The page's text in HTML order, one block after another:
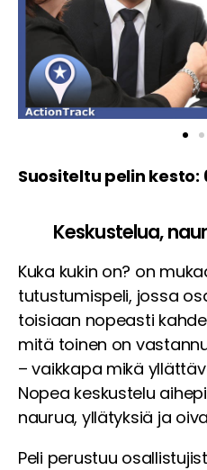
Suositeltu pelin
Keskustelua,
Kuka kukin on? on
tutustumispeli, jossa
toisiaan nopeasti
mitä toinen on
– vaikkapa mikä
Nopea keskustelu
naurua, yllätyksiä ja
Peli perustuu